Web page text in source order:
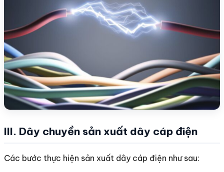
III. Dây chuyền sản xuất dây cáp điện
Các bước thực hiện sản xuất dây cáp điện như sau: